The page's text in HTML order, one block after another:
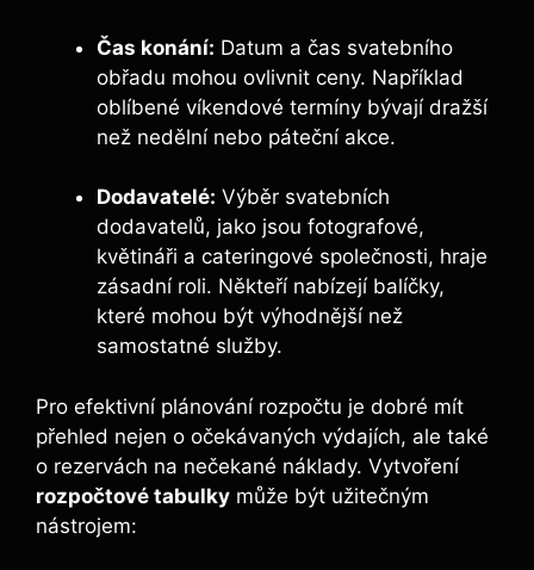
Čas konání: Datum a čas svatebního
obřadu mohou ovlivnit ceny. Například
oblíbené víkendové termíny bývají dražší
než nedělní nebo páteční akce.
Dodavatelé: Výběr svatebních
dodavatelů, jako jsou fotografové,
květináři a cateringové společnosti, hraje
zásadní roli. Někteří nabízejí balíčky,
které mohou být výhodnější než
samostatné služby.
Pro efektivní plánování rozpočtu je dobré mít
přehled nejen o očekávaných výdajích, ale také
o rezervách na nečekané náklady. Vytvoření
rozpočtové tabulky může být užitečným
nástrojem: